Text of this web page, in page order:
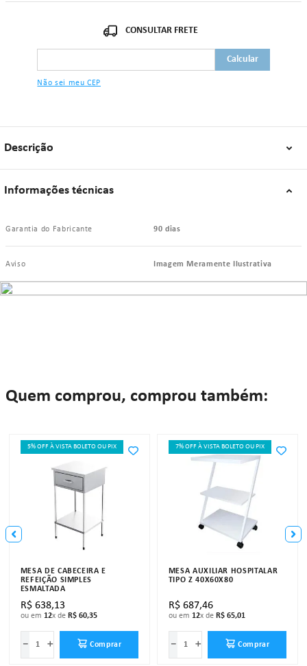
Não sei meu CEP
Descrição
Informações técnicas
Garantia do Fabricante 90 dias
Aviso Imagem Meramente Ilustrativa
Quem comprou, comprou também:
5% OFF À VISTA BOLETO OU PIX
MESA DE CABECEIRA E
REFEIÇÃO SIMPLES
ESMALTADA
R$ 638,13
ou em 12x de R$ 60,35
＋
－ Comprar
7% OFF À VISTA BOLETO OU PIX
MESA AUXILIAR HOSPITALAR
TIPO Z 40X60X80
R$ 687,46
ou em 12x de R$ 65,01
＋
－ Comprar